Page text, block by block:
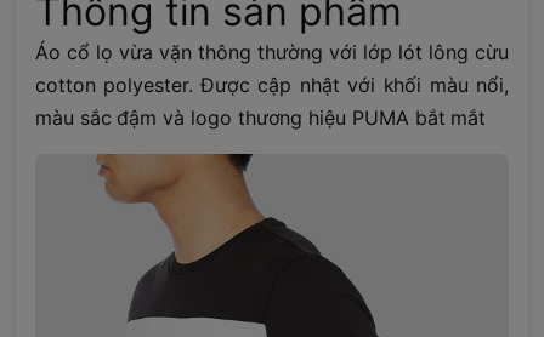
Thông tin sản phẩm
Áo cổ lọ vừa vặn thông thường với lớp lót lông cừu
cotton polyester. Được cập nhật với khối màu nổi,
màu sắc đậm và logo thương hiệu PUMA bắt mắt